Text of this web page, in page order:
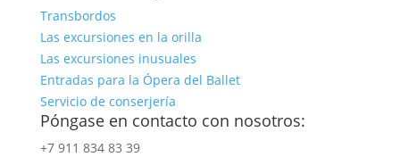
Transbordos
Las excursiones en la orilla
Las excursiones inusuales
Entradas para la Ópera del Ballet
Servicio de conserjería
Póngase en contacto con nosotros:
+7 911 834 83 39